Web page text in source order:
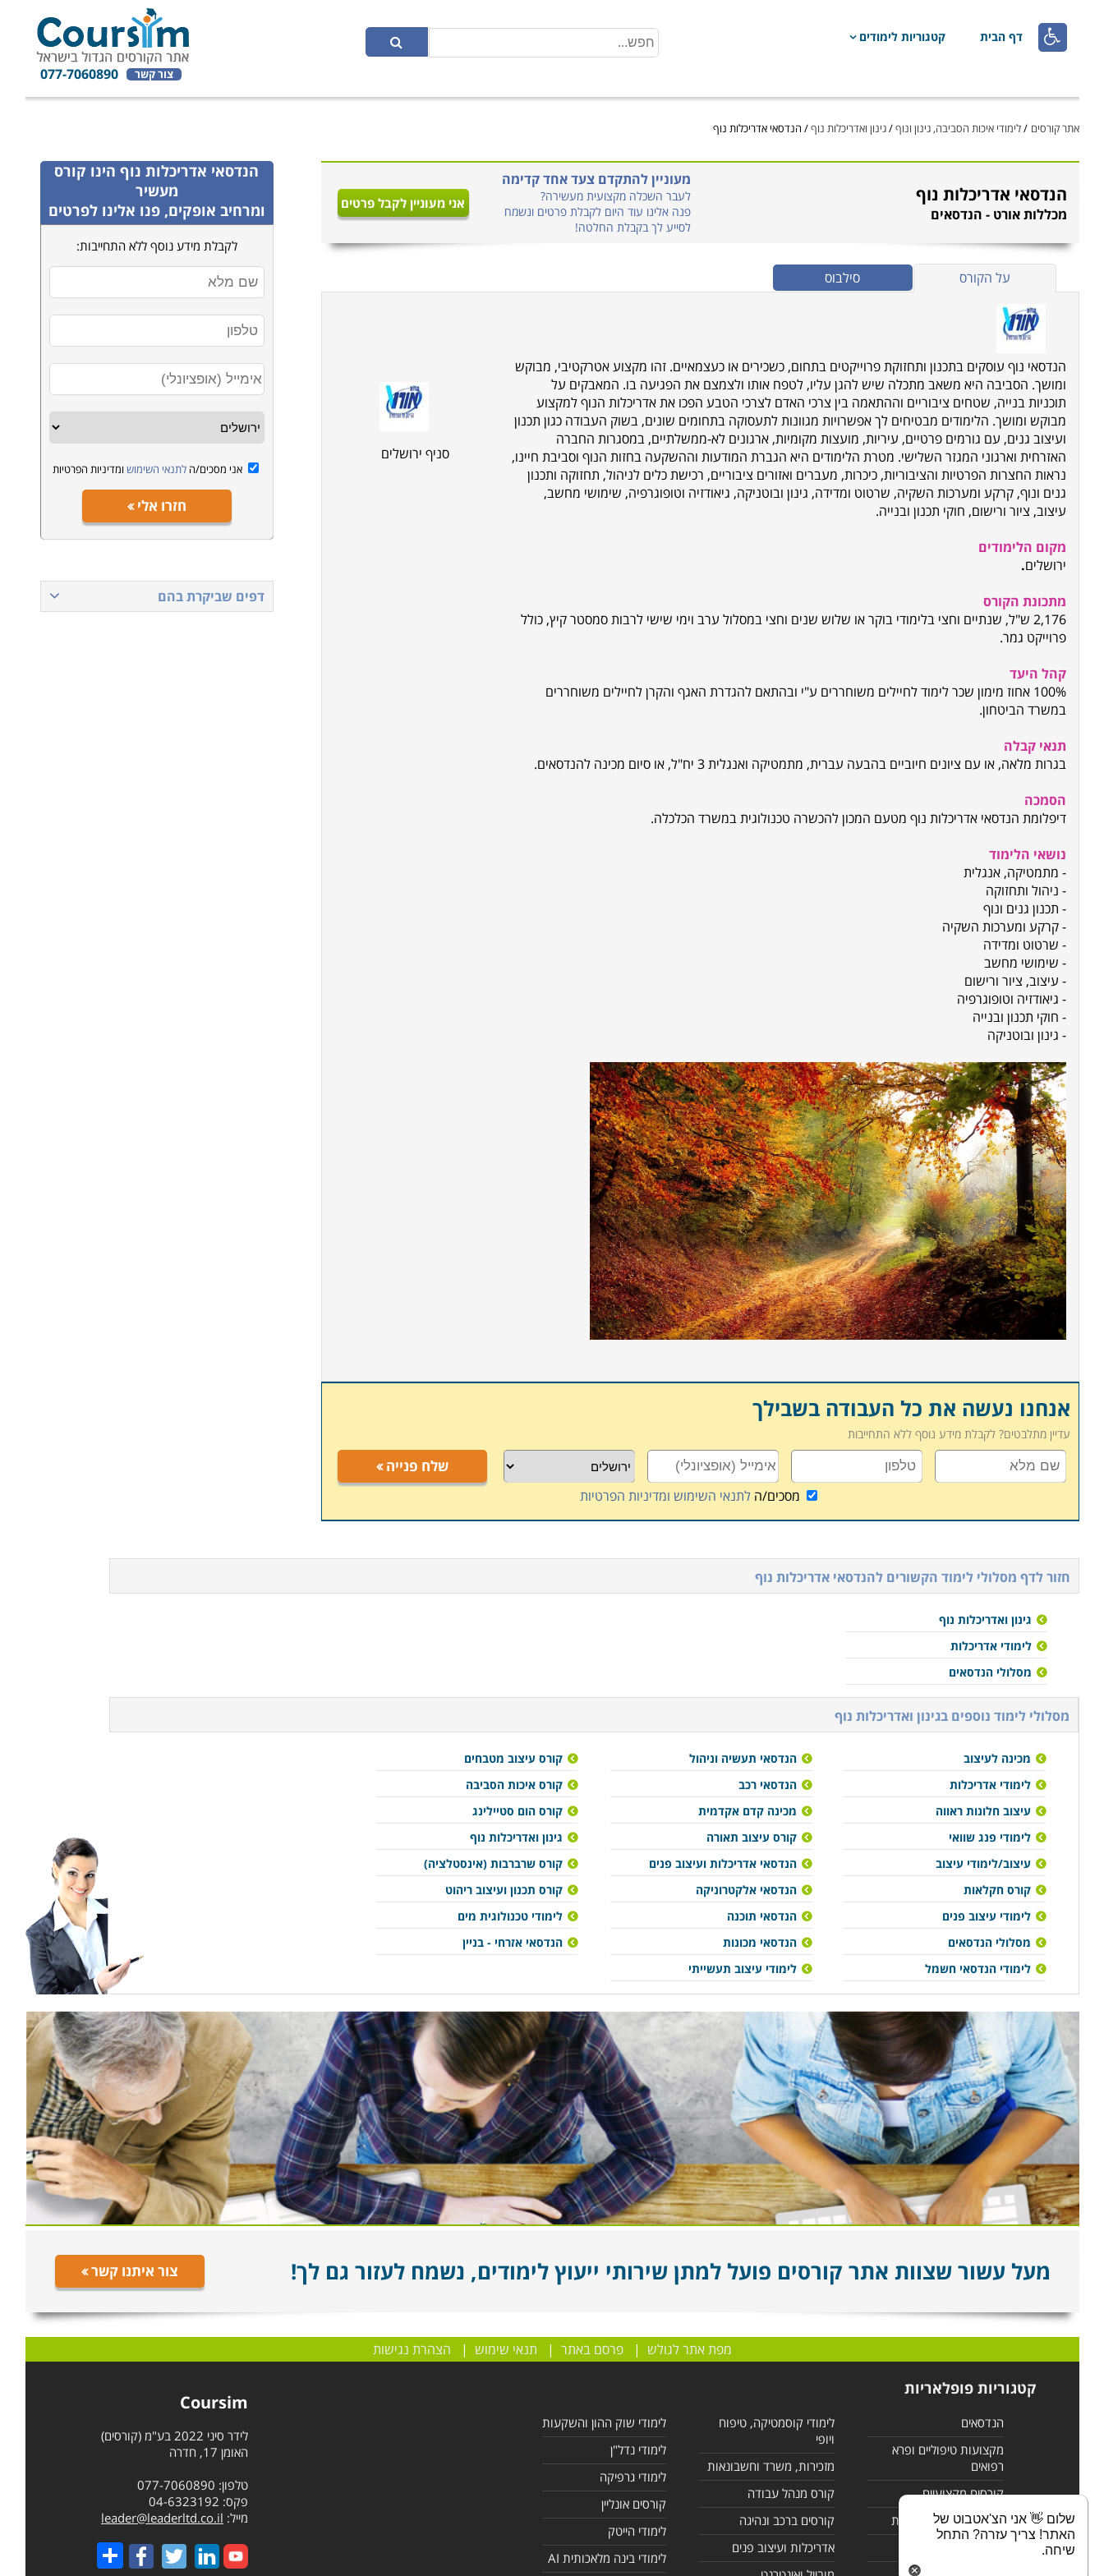
 דף הבית קטגוריות לימודים
צור קשר 077-7060890
אתר קורסים /לימודי איכות הסביבה, גינון ונוף/גינון ואדריכלות נוף/ הנדסאי אדריכלות נוף
הנדסאי אדריכלות נוף
מכללות אורט - הנדסאים
מעוניין להתקדם צעד אחד קדימה
לעבר השכלה מקצועית מעשירה?
פנה אלינו עוד היום לקבלת פרטים ונשמח
לסייע לך בקבלת החלטה!
אני מעוניין לקבל פרטים
על הקורס סילבוס
הנדסאי נוף עוסקים בתכנון ותחזוקת פרוייקטים בתחום, כשכירים או כעצמאיים. זהו מקצוע אטרקטיבי, מבוקש
ומושך. הסביבה היא משאב מתכלה שיש להגן עליו, לטפח אותו ולצמצם את הפגיעה בו. המאבקים על
תוכניות בנייה, שטחים ציבוריים וההתאמה בין צרכי האדם לצרכי הטבע הפכו את אדריכלות הנוף למקצוע
מבוקש ומושך. הלימודים מבטיחים לך אפשרויות מגוונות לתעסוקה בתחומים שונים, בשוק העבודה כגון תכנון
ועיצוב גנים, עם גורמים פרטיים, עיריות, מועצות מקומיות, ארגונים לא-ממשלתיים, במסגרות החברה
האזרחית וארגוני המגזר השלישי. מטרת הלימודים היא הגברת המודעות וההשקעה בחזות הנוף וסביבת חיינו,
נראות החצרות הפרטיות והציבוריות, כיכרות, מעברים ואזורים ציבוריים, רכישת כלים לניהול, תחזוקה ותכנון
גנים ונוף, קרקע ומערכות השקיה, שרטוט ומדידה, גינון ובוטניקה, גיאודזיה וטופוגרפיה, שימושי מחשב,
עיצוב, ציור ורישום, חוקי תכנון ובנייה.
מקום הלימודים
ירושלים.
מתכונת הקורס
2,176 ש"ל, שנתיים וחצי בלימודי בוקר או שלוש שנים וחצי במסלול ערב וימי שישי לרבות סמסטר קיץ, כולל
פרוייקט גמר.
קהל היעד
100% אחוז מימון שכר לימוד לחיילים משוחררים ע"י ובהתאם להגדרת האגף והקרן לחיילים משוחררים
במשרד הביטחון.
תנאי קבלה
בגרות מלאה, או עם ציונים חיוביים בהבעה עברית, מתמטיקה ואנגלית 3 יח"ל, או סיום מכינה להנדסאים.
הסמכה
דיפלומת הנדסאי אדריכלות נוף מטעם המכון להכשרה טכנולוגית במשרד הכלכלה.
נושאי הלימוד
- מתמטיקה, אנגלית
- ניהול ותחזוקה
- תכנון גנים ונוף
- קרקע ומערכות השקיה
- שרטוט ומדידה
- שימושי מחשב
- עיצוב, ציור ורישום
- גיאודזיה וטופוגרפיה
- חוקי תכנון ובנייה
- גינון ובוטניקה
סניף ירושלים
אנחנו נעשה את כל העבודה בשבילך
עדיין מתלבטים? לקבלת מידע נוסף ללא התחייבות
שלח פנייה
מסכים/ה לתנאי השימוש ומדיניות הפרטיות
הנדסאי אדריכלות נוף הינו קורס
מעשיר
ומרחיב אופקים, פנו אלינו לפרטים
לקבלת מידע נוסף ללא התחייבות:
אני מסכים/הלתנאי השימוש ומדיניות הפרטיות
חזרו אלי
דפים שביקרת בהם
חזור לדף מסלולי לימוד הקשורים להנדסאי אדריכלות נוף
גינון ואדריכלות נוף
לימודי אדריכלות
מסלולי הנדסאים
מסלולי לימוד נוספים בגינון ואדריכלות נוף
מכינה לעיצוב
לימודי אדריכלות
עיצוב חלונות ראווה
לימודי פנג שוואי
עיצוב/לימודי עיצוב
קורס חקלאות
לימודי עיצוב פנים
מסלולי הנדסאים
לימודי הנדסאי חשמל
הנדסאי תעשיה וניהול
הנדסאי רכב
מכינה קדם אקדמית
קורס עיצוב תאורה
הנדסאי אדריכלות ועיצוב פנים
הנדסאי אלקטרוניקה
הנדסאי תוכנה
הנדסאי מכונות
לימודי עיצוב תעשייתי
קורס עיצוב מטבחים
קורס איכות הסביבה
קורס הום סטיילינג
גינון ואדריכלות נוף
קורס שרברבות (אינסטלציה)
קורס תכנון ועיצוב ריהוט
לימודי טכנולוגית מים
הנדסאי אזרחי - בניין
מעל עשור שצוות אתר קורסים פועל למתן שירותי ייעוץ לימודים, נשמח לעזור גם לך! צור איתנו קשר
מפת אתר לגולש |פרסם באתר | תנאי שימוש | הצהרת נגישות
קטגוריות פופלאריות
הנדסאים
מקצועות טיפוליים ופרא
רפואים
קורסים מקצועיים
לימודי מחשבים ורשתות
לימודי קוסמטיקה, טיפוח
ויופי
מזכירות, משרד וחשבונאות
קורס מנהל עבודה
קורסים ברכב ונהיגה
אדריכלות ועיצוב פנים
לימודי שוק ההון והשקעות
לימודי נדל"ן
לימודי גרפיקה
קורסים אונליין
לימודי הייטק
לימודי בינה מלאכותית AI
Coursim
לידר סיני 2022 בע"מ (קורסים)
האומן 17, חדרה
טלפון: 077-7060890
פקס: 04-6323192
מייל: leader@leaderltd.co.il
Share
שלום 👋 אני הצ'אטבוט של
האתר! צריך עזרה? התחל
שיחה.